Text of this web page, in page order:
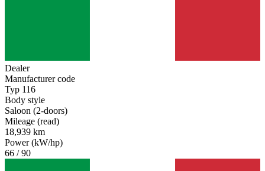
Dealer
Manufacturer code
Typ 116
Body style
Saloon (2-doors)
Mileage (read)
18,939 km
Power (kW/hp)
66 / 90